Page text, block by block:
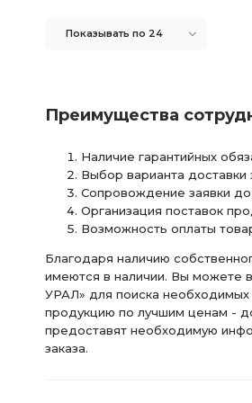
ТРУБКА К ШИННОМУ МАНОМЕТРУ
ШИННОМУ МАНОМЕТРУ АЗ УРАЛ
ДВИГАТЕЛЯ АЗ УРАЛ
Суппорт рабочий тормоза
РАЗДАТОЧНАЯ КОРОБКА С
Показывать по 24
Преимущества
Наличие гарантийных
Выбор варианта доставки
Сопровождение заявки
Организация поставок
Возможность оплаты
Благодаря наличию
имеются в наличии. Вы можете
УРАЛ» для поиска
продукцию по лучшим ценам -
предоставят необходимую
заказа.